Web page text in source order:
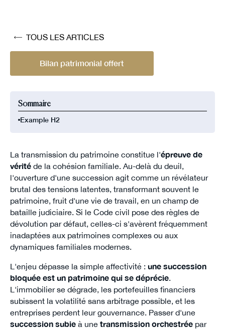
TOUS LES ARTICLES
Bilan patrimonial offert
Sommaire
Example H2
La transmission du patrimoine constitue l'épreuve de
véritéde la cohésion familiale. Au-delà du deuil,
l'ouverture d'une succession agit comme un révélateur
brutal des tensions latentes, transformant souvent le
patrimoine, fruit d'une vie de travail, en un champ de
bataille judiciaire. Si le Code civil pose des règles de
dévolution par défaut, celles-ci s'avèrent fréquemment
inadaptées aux patrimoines complexes ou aux
dynamiques familiales modernes.
L'enjeu dépasse la simple affectivité : une succession
bloquée est un patrimoine qui se déprécie.
L'immobilier se dégrade, les portefeuilles financiers
subissent la volatilité sans arbitrage possible, et les
entreprises perdent leur gouvernance. Passer d'une
succession subieà une transmission orchestréepar